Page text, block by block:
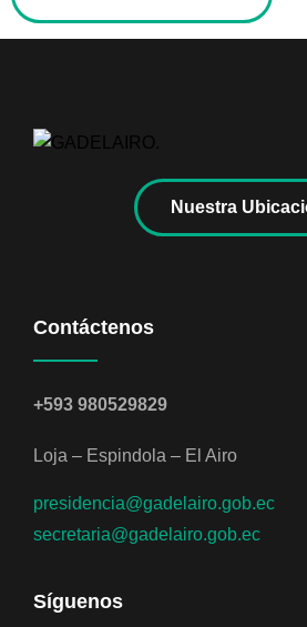
Nuestra
Contáctenos
+593 980529829
Loja – Espindola – El Airo
presidencia@gadelairo.gob.ec
secretaria@gadelairo.gob.ec
Síguenos